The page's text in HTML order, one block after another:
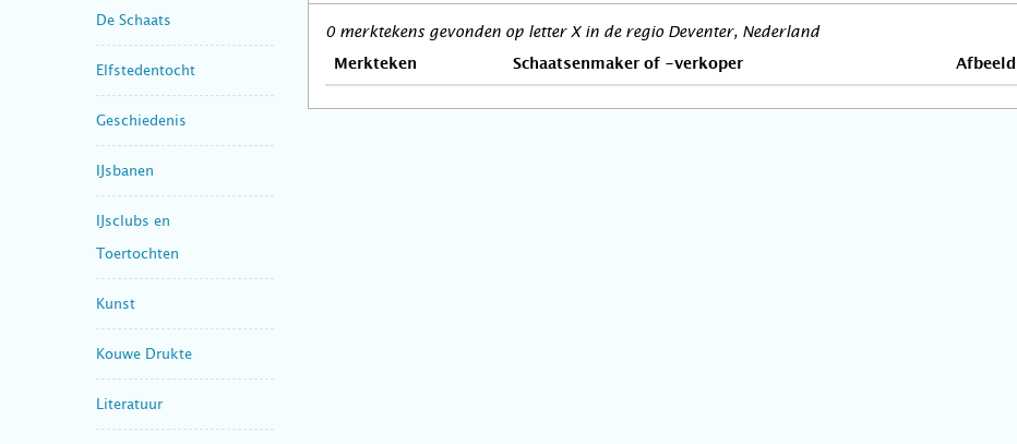
De Schaats
Elfstedentocht
Geschiedenis
IJsbanen
IJsclubs en
Toertochten
Kunst
Kouwe Drukte
Literatuur
0 merktekens gevonden op letter X in de regio Deventer, Nederland
Merkteken Schaatsenmaker of -verkoper